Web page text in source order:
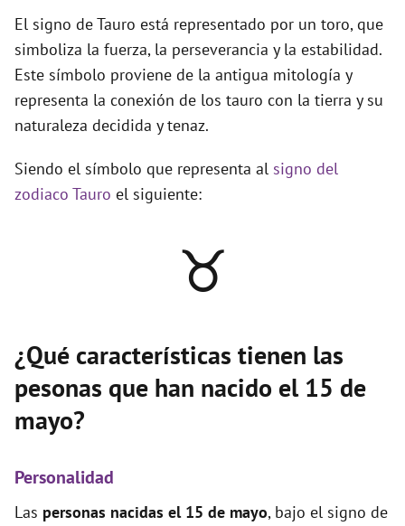
El signo de Tauro está representado por un toro, que
simboliza la fuerza, la perseverancia y la estabilidad.
Este símbolo proviene de la antigua mitología y
representa la conexión de los tauro con la tierra y su
naturaleza decidida y tenaz.
Siendo el símbolo que representa al signo del
zodiaco Tauro el siguiente:
♉
¿Qué características tienen las
pesonas que han nacido el 15 de
mayo?
Personalidad
Las personas nacidas el 15 de mayo, bajo el signo de